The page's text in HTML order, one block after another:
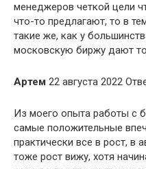
менеджеров четкой цели
что-то предлагают, то в
такие же, как у
московскую биржу дают
Артем 22 августа 2022
Из моего опыта работы с
самые положительные
практически все в рост, в
тоже рост вижу, хотя